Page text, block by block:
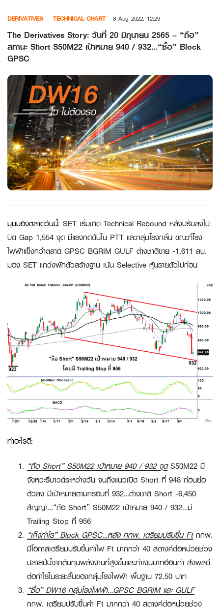
content
DERIVATIVES TECHNICAL CHART 8 Aug 2022, 12:29
The Derivatives Story: วันที่ 20 มิถุนายน 2565 – “ถือ”
สถานะ Short S50M22 เป้าหมาย 940 / 932…“ซื้อ” Block
GPSC
มุมมองตลาดวันนี้: SET เริ่มเกิด Technical Rebound หลังปรับลงไป
ปิด Gap 1,554 จุด มีแรงกดดันใน PTT และกลุ่มโรงกลั่น ขณะที่โรง
ไฟฟ้าแข็งกว่าตลาด GPSC BGRIM GULF ต่างชาติขาย -1,611 ลบ.
มอง SET แกว่งพักตัวสร้างฐาน เน้น Selective หุ้นรายตัวไปก่อน
ทำอะไรดี:
“ถือ Short” S50M22 เป้าหมาย 940 / 932 จุดS50M22 มี
จังหวะรีบาวด์ระหว่างวัน จนถึงแนวเปิด Short ที่ 948 ก่อนย่อ
ตัวลง มีเป้าหมายตามกรอบที่ 932…ต่างชาติ Short -6,450
สัญญา…“ถือ Short” S50M22 เป้าหมาย 940 / 932…มี
Trailing Stop ที่ 956
“เก็งกำไร”Block GPSC…หลัง กกพ. เตรียมปรับขึ้น Ft กกพ.
มีโอกาสเตรียมปรับขึ้นค่าไฟ Ft มากกว่า 40 สตางค์ต่อหน่วยช่วง
ปลายปีนี้จากต้นทุนพลังงานที่สูงขึ้นและค่าเงินบาทอ่อนค่า ส่งผลดี
ต่อกำไรในระยะสั้นของกลุ่มโรงไฟฟ้า พื้นฐาน 72.50 บาท
“ซื้อ”DW16 กลุ่มโรงไฟฟ้า…GPSC BGRIM และ GULF
กกพ. เตรียมปรับขึ้นค่า Ft มากกว่า 40 สตางค์ต่อหน่วยช่วง